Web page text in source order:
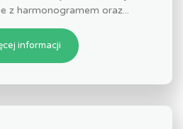
z harmonogramem oraz...
informacji